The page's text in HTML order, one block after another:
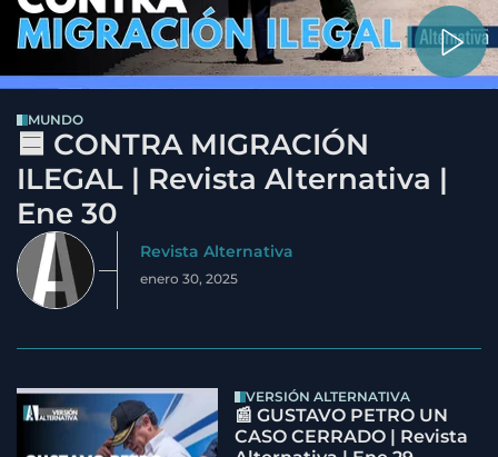
MUNDO
🟦 CONTRA MIGRACIÓN
ILEGAL | Revista Alternativa |
Ene 30
Revista Alternativa
enero 30, 2025
VERSIÓN ALTERNATIVA
📰 GUSTAVO PETRO UN
CASO CERRADO | Revista